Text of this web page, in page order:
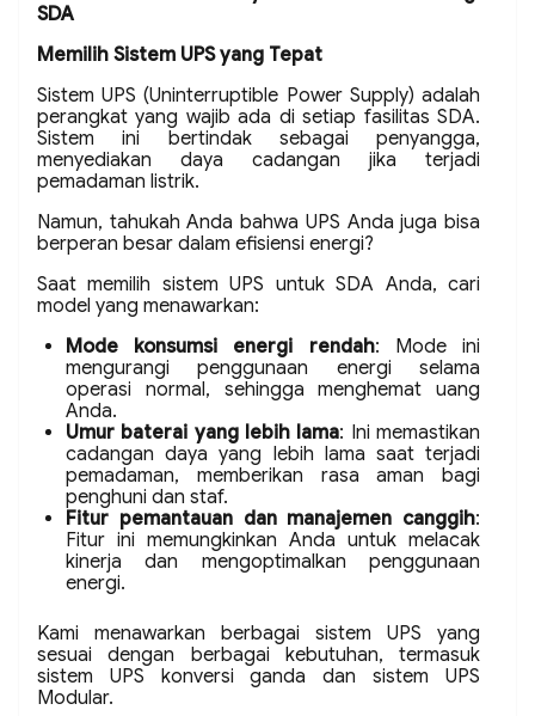
SDA
Memilih Sistem UPS yang Tepat
Sistem UPS (Uninterruptible Power Supply) adalah
perangkat yang wajib ada di setiap fasilitas SDA.
Sistem ini bertindak sebagai penyangga,
menyediakan daya cadangan jika terjadi
pemadaman listrik.
Namun, tahukah Anda bahwa UPS Anda juga bisa
berperan besar dalam efisiensi energi?
Saat memilih sistem UPS untuk SDA Anda, cari
model yang menawarkan:
Mode konsumsi energi rendah: Mode ini
mengurangi penggunaan energi selama
operasi normal, sehingga menghemat uang
Anda.
Umur baterai yang lebih lama: Ini memastikan
cadangan daya yang lebih lama saat terjadi
pemadaman, memberikan rasa aman bagi
penghuni dan staf.
Fitur pemantauan dan manajemen canggih:
Fitur ini memungkinkan Anda untuk melacak
kinerja dan mengoptimalkan penggunaan
energi.
Kami menawarkan berbagai sistem UPS yang
sesuai dengan berbagai kebutuhan, termasuk
sistem UPS konversi ganda dan sistem UPS
Modular.